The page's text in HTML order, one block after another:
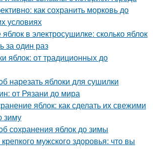
как сохранить морковь до
условиях
в электросушилке: сколько яблок
за один раз
яблок: от традиционных до
нарезать яблоки для сушилки
от Рязани до мира
яблок: как сделать их свежими
зиму
сохранения яблок до зимы
мужского здоровья: что вы